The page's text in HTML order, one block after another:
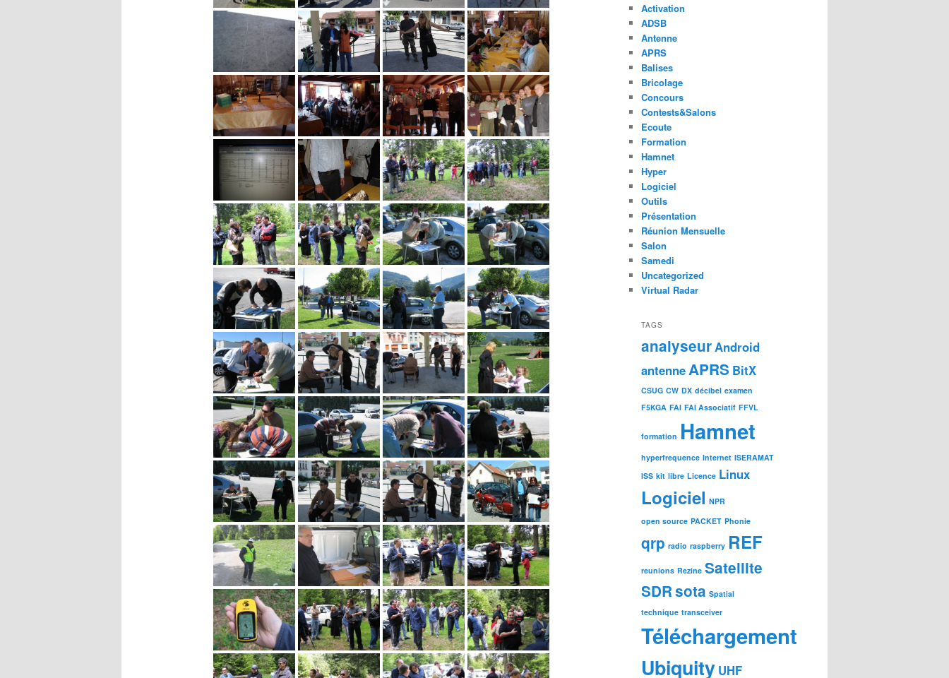
Activation
ADSB
Antenne
APRS
Balises
Bricolage
Concours
Contests&Salons
Ecoute
Formation
Hamnet
Hyper
Logiciel
Outils
Présentation
Réunion Mensuelle
Salon
Samedi
Uncategorized
Virtual Radar
TAGS
analyseurAndroid
antenneAPRS BitX
CSUG CW DX décibel examen
F5KGA FAI FAI Associatif FFVL
formation Hamnet
hyperfrequence Internet ISERAMAT
ISS kit libre Licence Linux
Logiciel NPR
open source PACKET Phonie
qrp radio raspberry REF
reunions Rezine Satellite
SDRsota Spatial
technique transceiver
Téléchargement
Ubiquity UHF